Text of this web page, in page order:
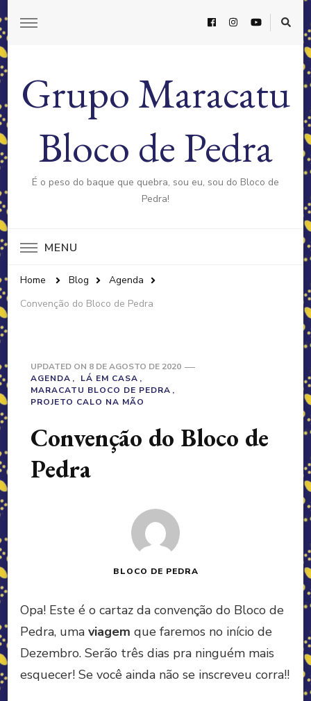
Grupo Maracatu
Bloco de Pedra
É o peso do baque que quebra, sou eu, sou do Bloco de
Pedra!
MENU
Home Blog
Agenda
Convenção do Bloco de Pedra
UPDATED ON 8 DE AGOSTO DE 2020
AGENDA
LÁ EM CASA
MARACATU BLOCO DE PEDRA
PROJETO CALO NA MÃO
Convenção do Bloco de
Pedra
BLOCO DE PEDRA
Opa! Este é o cartaz da convenção do Bloco de
Pedra, uma viagem que faremos no início de
Dezembro. Serão três dias pra ninguém mais
esquecer! Se você ainda não se inscreveu corra!!